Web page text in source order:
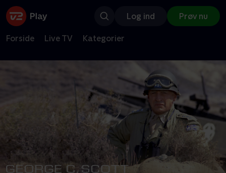
Log ind Prøv nu
Forside Live TV Kategorier